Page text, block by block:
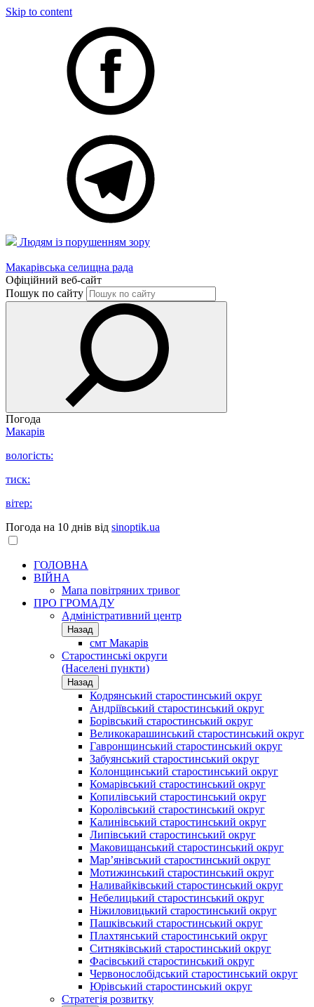
Skip to content
Людям із порушенням зору
Макарівська селищна рада
Офіційний веб-сайт
Пошук по сайту
Погода
Макарів
вологість:
тиск:
вітер:
Погода на 10 днів від sinoptik.ua
ГОЛОВНА
ВІЙНА
Мапа повітряних тривог
ПРО ГРОМАДУ
Aдміністративний центр
Назад
смт Макарів
Старостинські округи
(Населені пункти)
Назад
Кодрянський старостинський округ
Андріївський старостинський округ
Борівський старостинський округ
Великокарашинський старостинський округ
Гавронщинський старостинський округ
Забуянський старостинський округ
Колонщинський старостинський округ
Комарівський старостинський округ
Копилівський старостинський округ
Королівський старостинський округ
Калинівський старостинський округ
Липівський старостинський округ
Маковищанський старостинський округ
Мар’янівський старостинський округ
Мотижинський старостинський округ
Наливайківський старостинський округ
Небелицький старостинський округ
Ніжиловицький старостинський округ
Пашківський старостинський округ
Плахтянський старостинський округ
Ситняківський старостинський округ
Фасівський старостинський округ
Червонослобідський старостинський округ
Юрівський старостинський округ
Стратегія розвитку